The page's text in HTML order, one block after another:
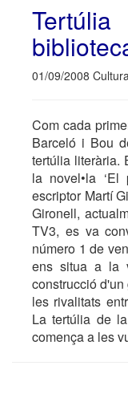
01/09/2008
Com cada
Barceló i Bou
tertúlia literària.
la novel•la
escriptor Martí
Gironell,
TV3, es va
número 1 de
ens situa a la
construcció
les rivalitats
La tertúlia de
comença a les